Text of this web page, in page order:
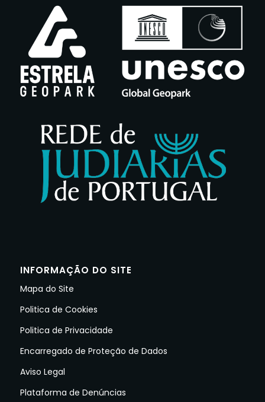
INFORMAÇÃO DO SITE
Mapa do Site
Politica de Cookies
Politica de Privacidade
Encarregado de Proteção de Dados
Aviso Legal
Plataforma de Denúncias